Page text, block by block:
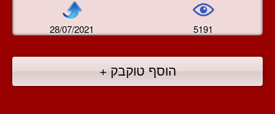
28/07/2021 5191
הוסף טוקבק +